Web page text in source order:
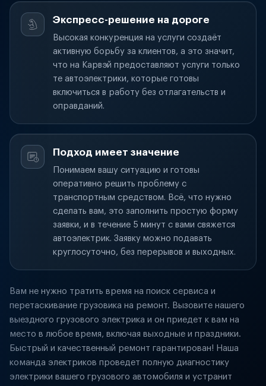
Экспресс-решение на дороге
Высокая конкуренция на услуги создаёт
активную борьбу за клиентов, а это значит,
что на Карвэй предоставляют услуги только
те автоэлектрики, которые готовы
включиться в работу без отлагательств и
оправданий.
Подход имеет значение
Понимаем вашу ситуацию и готовы
оперативно решить проблему с
транспортным средством. Всё, что нужно
сделать вам, это заполнить простую форму
заявки, и в течение 5 минут с вами свяжется
автоэлектрик. Заявку можно подавать
круглосуточно, без перерывов и выходных.
Вам не нужно тратить время на поиск сервиса и
перетаскивание грузовика на ремонт. Вызовите нашего
выездного грузового электрика и он приедет к вам на
место в любое время, включая выходные и праздники.
Быстрый и качественный ремонт гарантирован! Наша
команда электриков проведет полную диагностику
электрики вашего грузового автомобиля и устранит